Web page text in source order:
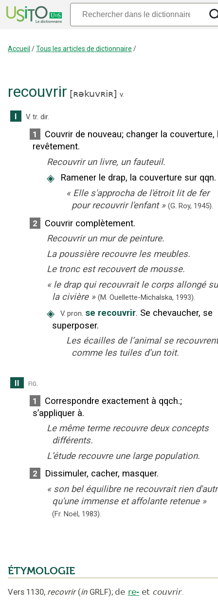
Accueil /Tous les articles de dictionnaire /
recouvrir [ʀəkuvʀiʀ] v.
I V. tr. dir.
1 Couvrir de nouveau; changer la couverture,
revêtement.
Recouvrir un livre, un fauteuil.
◈
Ramener le drap, la couverture sur qqn.
« Elle s'approcha de l'étroit lit de fer
pour recouvrir l'enfant » (G. Roy, 1945).
2
Couvrir complètement.
Recouvrir un mur de peinture.
La poussière recouvre les meubles.
Le tronc est recouvert de mousse.
« le drap qui recouvrait le corps allongé
la civière » (M. Ouellette-Michalska, 1993).
◈ V. pron. se recouvrir. Se chevaucher, se
superposer.
Les écailles de l’animal se recouvrent
comme les tuiles d’un toit.
II
fig.
1
Correspondre exactement à qqch.;
s’appliquer à.
Le même terme recouvre deux concepts
différents.
L’étude recouvre une large population.
2
Dissimuler, cacher, masquer.
« son bel équilibre ne recouvrait rien
qu'une immense et affolante retenue »
(Fr. Noël, 1983).
ÉTYMOLOGIE
Vers 1130, recovrir (in GRLF); de re- et couvrir.